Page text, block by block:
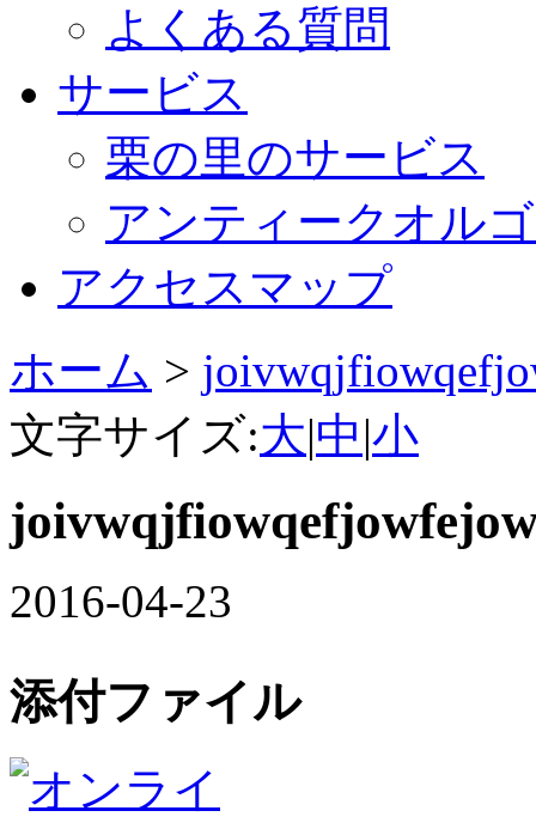
よくある質問
サービス
栗の里のサービス
アンティークオル
アクセスマップ
ホーム >
文字サイズ:大|中|小
2016-04-23
添付ファイル